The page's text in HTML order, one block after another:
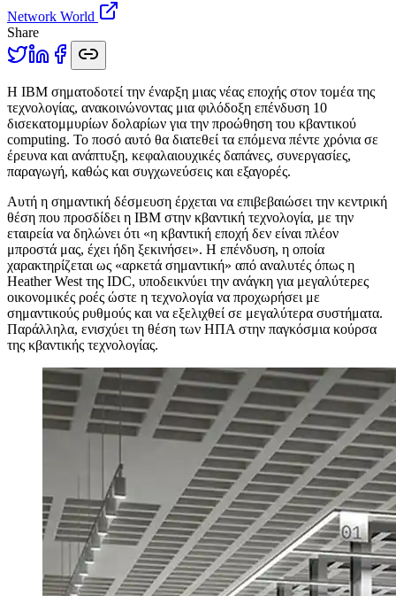
Network World
Share
Η IBM σηματοδοτεί την έναρξη μιας νέας εποχής στον τομέα της
τεχνολογίας, ανακοινώνοντας μια φιλόδοξη επένδυση 10
δισεκατομμυρίων δολαρίων για την προώθηση του κβαντικού
computing. Το ποσό αυτό θα διατεθεί τα επόμενα πέντε χρόνια σε
έρευνα και ανάπτυξη, κεφαλαιουχικές δαπάνες, συνεργασίες,
παραγωγή, καθώς και συγχωνεύσεις και εξαγορές.
Αυτή η σημαντική δέσμευση έρχεται να επιβεβαιώσει την κεντρική
θέση που προσδίδει η IBM στην κβαντική τεχνολογία, με την
εταιρεία να δηλώνει ότι «η κβαντική εποχή δεν είναι πλέον
μπροστά μας, έχει ήδη ξεκινήσει». Η επένδυση, η οποία
χαρακτηρίζεται ως «αρκετά σημαντική» από αναλυτές όπως η
Heather West της IDC, υποδεικνύει την ανάγκη για μεγαλύτερες
οικονομικές ροές ώστε η τεχνολογία να προχωρήσει με
σημαντικούς ρυθμούς και να εξελιχθεί σε μεγαλύτερα συστήματα.
Παράλληλα, ενισχύει τη θέση των ΗΠΑ στην παγκόσμια κούρσα
της κβαντικής τεχνολογίας.